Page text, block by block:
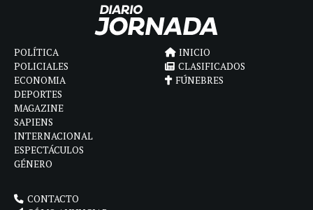
POLÍTICA
POLICIALES
ECONOMIA
DEPORTES
MAGAZINE
SAPIENS
INTERNACIONAL
ESPECTÁCULOS
GÉNERO
INICIO
CLASIFICADOS
FÚNEBRES
CONTACTO